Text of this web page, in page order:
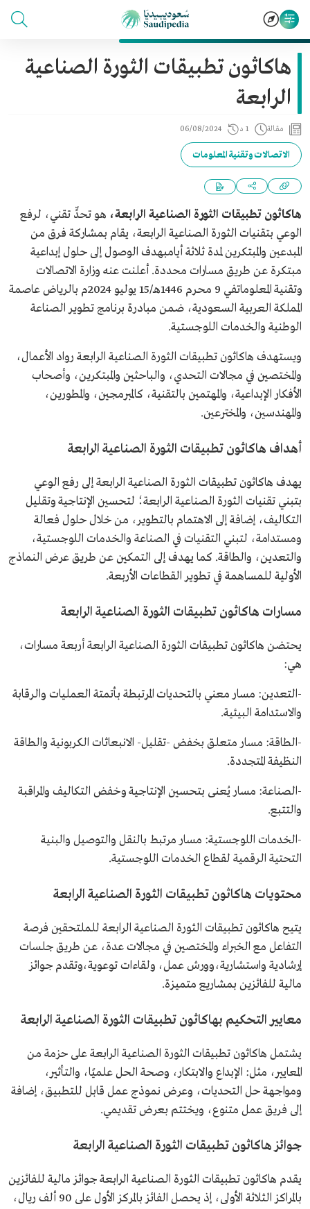
هاكاثون تطبيقات الثورة الصناعية
الرابعة
مقالة 1 د 06/08/2024
الاتصالات وتقنية المعلومات
هاكاثون تطبيقات الثورة الصناعية الرابعة، هو تحدٍّ تقني، لرفع
الوعي بتقنيات الثورة الصناعية الرابعة، يقام بمشاركة فرق من
المبدعين والمبتكرين لمدة ثلاثة أيامبهدف الوصول إلى حلول إبداعية
مبتكرة عن طريق مسارات محددة. أعلنت عنه وزارة الاتصالات
وتقنية المعلوماتفي 9 محرم 1446هـ/15 يوليو 2024م بالرياض عاصمة
المملكة العربية السعودية، ضمن مبادرة ‫برنامج تطوير الصناعة
الوطنية والخدمات اللوجستية.
ويستهدف هاكاثون تطبيقات الثورة الصناعية الرابعة رواد الأعمال،
والمختصين في مجالات التحدي، والباحثين والمبتكرين، وأصحاب
الأفكار الإبداعية، والمهتمين بالتقنية، كالمبرمجين، والمطورين،
والمهندسين، والمخترعين.
أهداف هاكاثون تطبيقات الثورة الصناعية الرابعة
يهدف هاكاثون تطبيقات الثورة الصناعية الرابعة إلى رفع الوعي
بتبني تقنيات الثورة الصناعية الرابعة؛ لتحسين الإنتاجية وتقليل
التكاليف، إضافة إلى الاهتمام بالتطوير، من خلال حلول فعالة
ومستدامة، لتبني التقنيات في الصناعة والخدمات اللوجستية،
والتعدين، والطاقة. كما يهدف إلى التمكين عن طريق عرض النماذج
الأولية للمساهمة في تطوير القطاعات الأربعة.
مسارات هاكاثون تطبيقات الثورة الصناعية الرابعة
يحتضن هاكاثون تطبيقات الثورة الصناعية الرابعة أربعة مسارات،
هي:
-التعدين: مسار معني بالتحديات المرتبطة بأتمتة العمليات والرقابة
والاستدامة البيئية.
-الطاقة: مسار متعلق بخفض -تقليل- الانبعاثات الكربونية والطاقة
النظيفة المتجددة.
-الصناعة: مسار يُعنى بتحسين الإنتاجية وخفض التكاليف والمراقبة
والتتبع.
-الخدمات اللوجستية: مسار مرتبط بالنقل والتوصيل والبنية
التحتية الرقمية لقطاع الخدمات اللوجستية.
محتويات هاكاثون تطبيقات الثورة الصناعية الرابعة
يتيح هاكاثون تطبيقات الثورة الصناعية الرابعة للملتحقين فرصة
التفاعل مع الخبراء والمختصين في مجالات عدة، عن طريق جلسات
إرشادية واستشارية،وورش عمل، ولقاءات توعوية،وتقدم جوائز
مالية للفائزين بمشاريع متميزة.
معايير التحكيم بهاكاثون تطبيقات الثورة الصناعية الرابعة
يشتمل هاكاثون تطبيقات الثورة الصناعية الرابعة على حزمة من
المعايير، مثل: الإبداع والابتكار، وصحة الحل علميًا، والتأثير،
ومواجهة حل التحديات، وعرض نموذج عمل قابل للتطبيق، إضافة
إلى فريق عمل متنوع، ويختتم بعرض تقديمي.
جوائز هاكاثون تطبيقات الثورة الصناعية الرابعة
يقدم هاكاثون تطبيقات الثورة الصناعية الرابعة جوائز مالية للفائزين
بالمراكز الثلاثة الأولى، إذ يحصل الفائز بالمركز الأول على 90 ألف ريال،